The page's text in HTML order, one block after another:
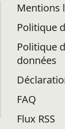
Mentions
Politique
Politique
données
FAQ
Flux RSS